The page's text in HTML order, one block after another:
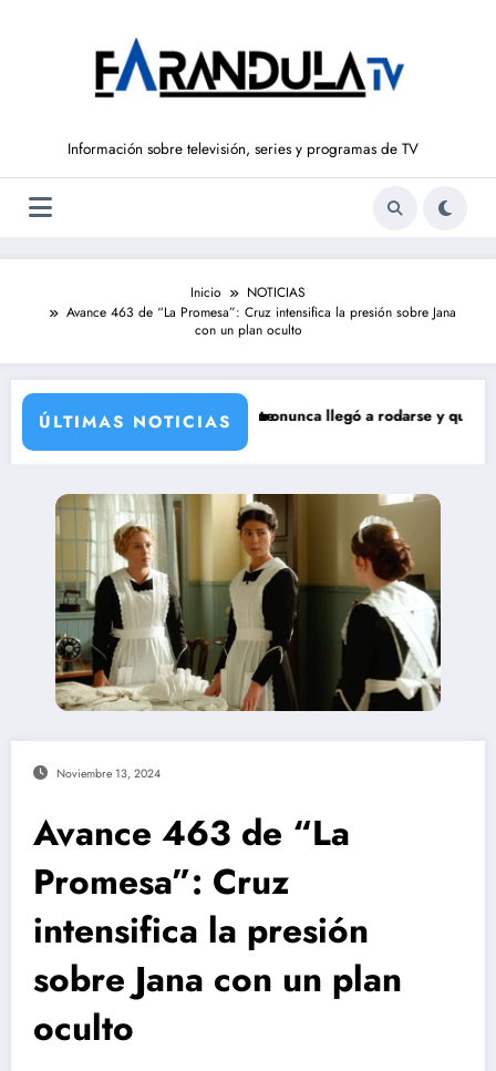
Información sobre televisión, series y programas de TV
Inicio
NOTICIAS
Avance 463 de “La Promesa”: Cruz intensifica la presión sobre Jana
con un plan oculto
ÚLTIMAS NOTICIAS
de María Castro
de Carmina Ordóñez que nunca llegó a rodarse y que convertía
Noviembre 13, 2024
Avance 463 de “La
Promesa”: Cruz
intensifica la presión
sobre Jana con un plan
oculto